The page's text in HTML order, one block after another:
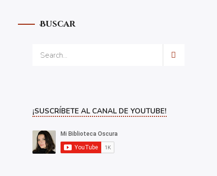
Buscar
¡SUSCRÍBETE AL CANAL DE YOUTUBE!